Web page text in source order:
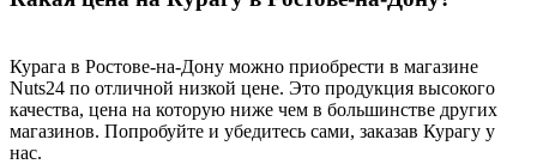
Курага в Ростове-на-Дону можно приобрести в магазине
Nuts24 по отличной низкой цене. Это продукция высокого
качества, цена на которую ниже чем в большинстве других
магазинов. Попробуйте и убедитесь сами, заказав Курагу у
нас.